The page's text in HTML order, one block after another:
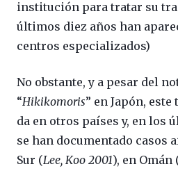
institución para tratar su
últimos diez años han
centros especializados)
No obstante, y a pesar del
“Hikikomoris” en Japón,
da en otros países y, en los
se han documentado casos
Sur (Lee, Koo 2001), en Omán